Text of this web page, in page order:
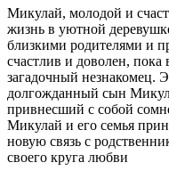
Микулай, молодой и
жизнь в уютной
близкими родителями и
счастлив и доволен,
загадочный незнакомец.
долгожданный сын
привнесший с собой
Микулай и его семья
новую связь с
своего круга любви